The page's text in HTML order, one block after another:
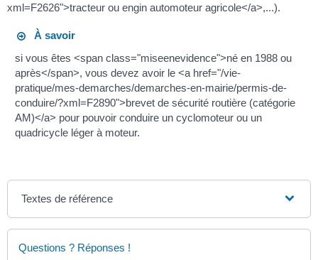
xml=F2626">tracteur ou engin automoteur agricole</a>,...).
À savoir
si vous êtes <span class="miseenevidence">né en 1988 ou
après</span>, vous devez avoir le <a href="/vie-
pratique/mes-demarches/demarches-en-mairie/permis-de-
conduire/?xml=F2890">brevet de sécurité routière (catégorie
AM)</a> pour pouvoir conduire un cyclomoteur ou un
quadricycle léger à moteur.
Textes de référence
Questions ? Réponses !